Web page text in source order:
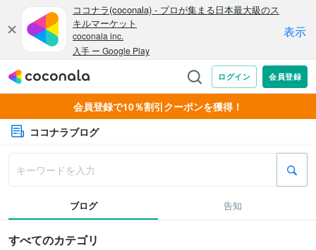
会員登録で10％割引クーポンを獲得！
ココナラブログ
ブログ 告知
すべてのカテゴリ